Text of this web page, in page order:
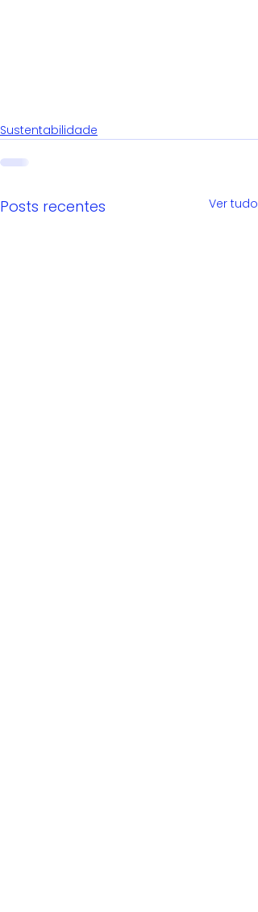
Sustentabilidade
Posts recentes Ver tudo